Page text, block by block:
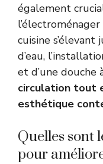
également
cuisine s’élevant
d’eau,
et d’une douche
circulation tout
esthétique
Quelles sont
pour